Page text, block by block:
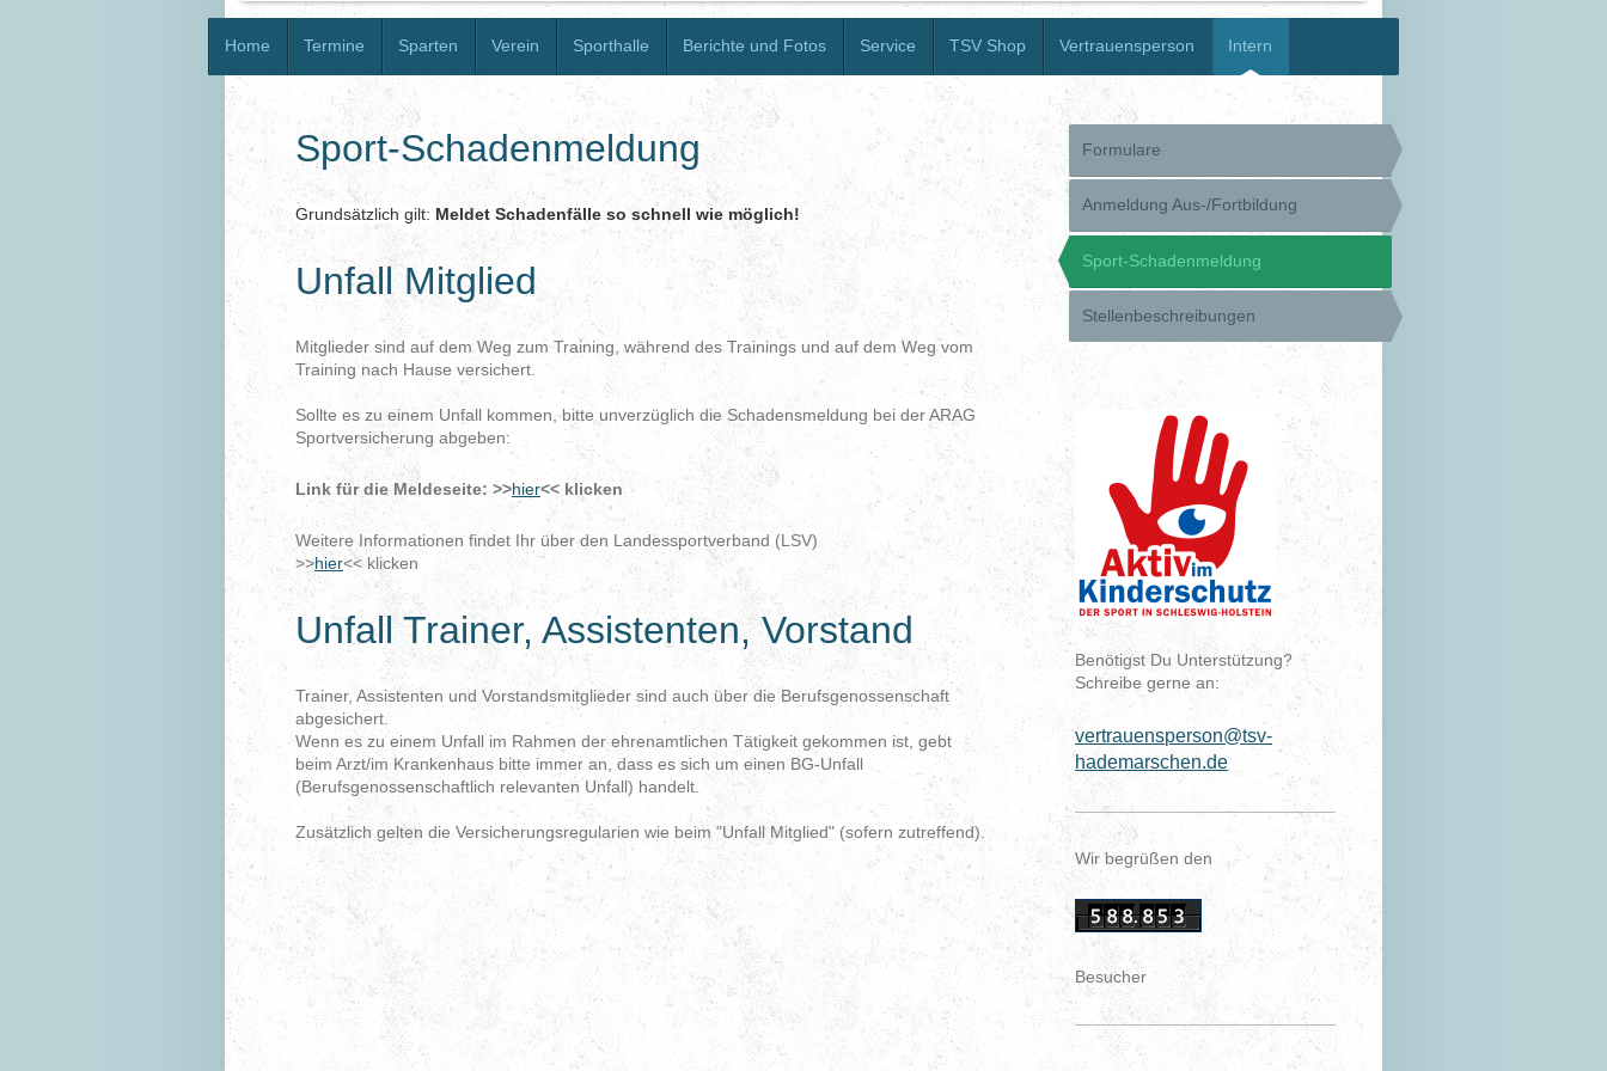
Home Termine Sparten Verein Sporthalle Berichte und Fotos Service TSV Shop Vertrauensperson Intern
Sport-Schadenmeldung
Grundsätzlich gilt: Meldet Schadenfälle so schnell wie möglich!
Unfall Mitglied
Mitglieder sind auf dem Weg zum Training, während des Trainings und auf dem Weg vom
Training nach Hause versichert.
Sollte es zu einem Unfall kommen, bitte unverzüglich die Schadensmeldung bei der ARAG
Sportversicherung abgeben:
Link für die Meldeseite: >>hier<< klicken
Weitere Informationen findet Ihr über den Landessportverband (LSV)
>>hier<< klicken
Unfall Trainer, Assistenten, Vorstand
Trainer, Assistenten und Vorstandsmitglieder sind auch über die Berufsgenossenschaft
abgesichert.
Wenn es zu einem Unfall im Rahmen der ehrenamtlichen Tätigkeit gekommen ist, gebt
beim Arzt/im Krankenhaus bitte immer an, dass es sich um einen BG-Unfall
(Berufsgenossenschaftlich relevanten Unfall) handelt.
Zusätzlich gelten die Versicherungsregularien wie beim "Unfall Mitglied" (sofern zutreffend).
Formulare
Anmeldung Aus-/Fortbildung
Sport-Schadenmeldung
Stellenbeschreibungen
Benötigst Du Unterstützung?
Schreibe gerne an:
vertrauensperson@tsv-
hademarschen.de
Wir begrüßen den
Besucher